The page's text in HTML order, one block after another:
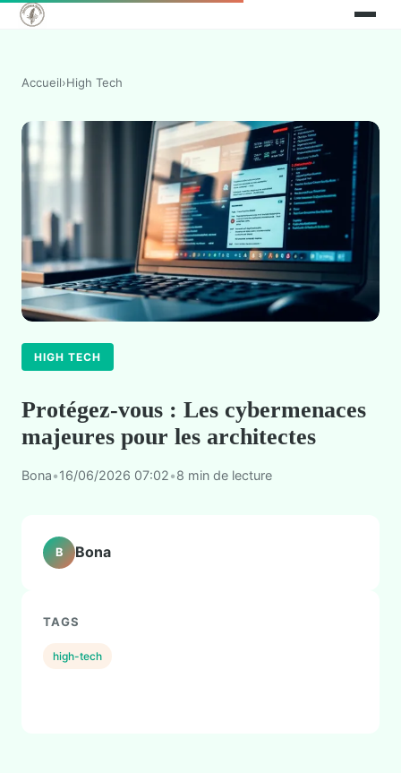
Accueil›High Tech
HIGH TECH
Protégez-vous : Les cybermenaces
majeures pour les architectes
Bona•16/06/2026 07:02•8 min de lecture
B Bona
TAGS
high-tech